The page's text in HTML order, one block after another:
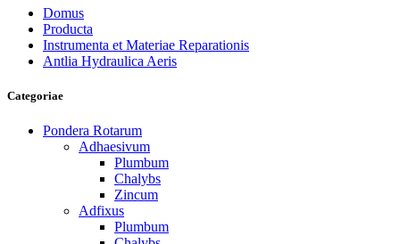
Domus
Producta
Instrumenta et Materiae Reparationis
Antlia Hydraulica Aeris
Categoriae
Pondera Rotarum
Adhaesivum
Plumbum
Chalybs
Zincum
Adfixus
Plumbum